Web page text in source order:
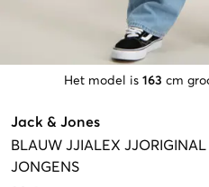
Het model is 163 cm
Jack & Jones
BLAUW JJIALEX
JONGENS